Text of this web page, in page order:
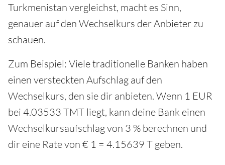
Turkmenistan vergleichst, macht es Sinn,
genauer auf den Wechselkurs der Anbieter zu
schauen.
Zum Beispiel: Viele traditionelle Banken haben
einen versteckten Aufschlag auf den
Wechselkurs, den sie dir anbieten. Wenn 1 EUR
bei 4.03533 TMT liegt, kann deine Bank einen
Wechselkursaufschlag von 3 % berechnen und
dir eine Rate von € 1 = 4.15639 T geben.